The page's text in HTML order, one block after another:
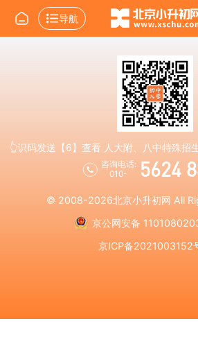
导航
👆识码发送【6】查看 人大附、八中特殊招
咨询电话:
010-
5624
© 2008-2026北京小升初网 All
京公网安备
京ICP备2021003152